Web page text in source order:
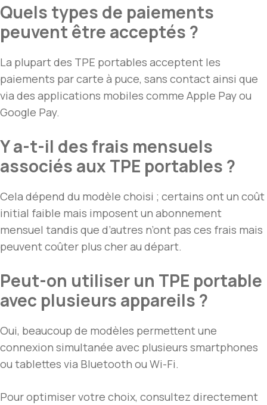
Quels types de paiements
peuvent être acceptés ?
La plupart des TPE portables acceptent les
paiements par carte à puce, sans contact ainsi que
via des applications mobiles comme Apple Pay ou
Google Pay.
Y a-t-il des frais mensuels
associés aux TPE portables ?
Cela dépend du modèle choisi ; certains ont un coût
initial faible mais imposent un abonnement
mensuel tandis que d’autres n’ont pas ces frais mais
peuvent coûter plus cher au départ.
Peut-on utiliser un TPE portable
avec plusieurs appareils ?
Oui, beaucoup de modèles permettent une
connexion simultanée avec plusieurs smartphones
ou tablettes via Bluetooth ou Wi-Fi.
Pour optimiser votre choix, consultez directement